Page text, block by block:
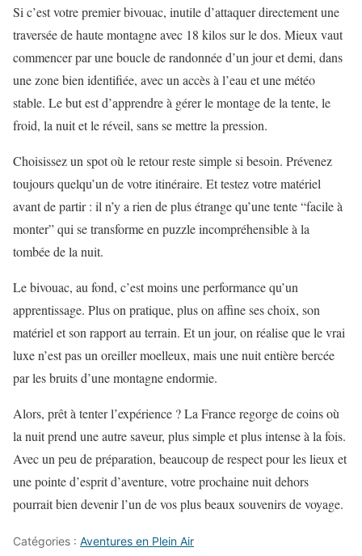
Si c’est votre premier bivouac, inutile d’attaquer directement une
traversée de haute montagne avec 18 kilos sur le dos. Mieux vaut
commencer par une boucle de randonnée d’un jour et demi, dans
une zone bien identifiée, avec un accès à l’eau et une météo
stable. Le but est d’apprendre à gérer le montage de la tente, le
froid, la nuit et le réveil, sans se mettre la pression.
Choisissez un spot où le retour reste simple si besoin. Prévenez
toujours quelqu’un de votre itinéraire. Et testez votre matériel
avant de partir : il n’y a rien de plus étrange qu’une tente “facile à
monter” qui se transforme en puzzle incompréhensible à la
tombée de la nuit.
Le bivouac, au fond, c’est moins une performance qu’un
apprentissage. Plus on pratique, plus on affine ses choix, son
matériel et son rapport au terrain. Et un jour, on réalise que le vrai
luxe n’est pas un oreiller moelleux, mais une nuit entière bercée
par les bruits d’une montagne endormie.
Alors, prêt à tenter l’expérience ? La France regorge de coins où
la nuit prend une autre saveur, plus simple et plus intense à la fois.
Avec un peu de préparation, beaucoup de respect pour les lieux et
une pointe d’esprit d’aventure, votre prochaine nuit dehors
pourrait bien devenir l’un de vos plus beaux souvenirs de voyage.
Catégories : Aventures en Plein Air